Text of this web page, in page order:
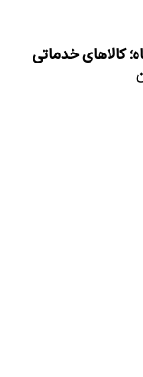
کالاهای خدماتی